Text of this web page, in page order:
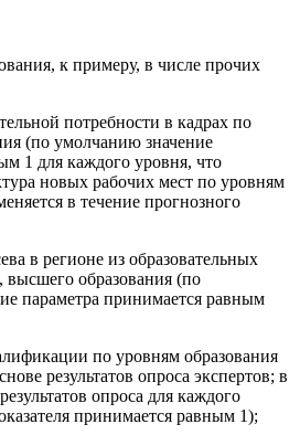
к примеру, в числе прочих
потребности в кадрах по
(по умолчанию значение
1 для каждого уровня, что
новых рабочих мест по уровням
в течение прогнозного
в регионе из образовательных
образования (по
параметра принимается равным
по уровням образования
результатов опроса экспертов; в
опроса для каждого
принимается равным 1);